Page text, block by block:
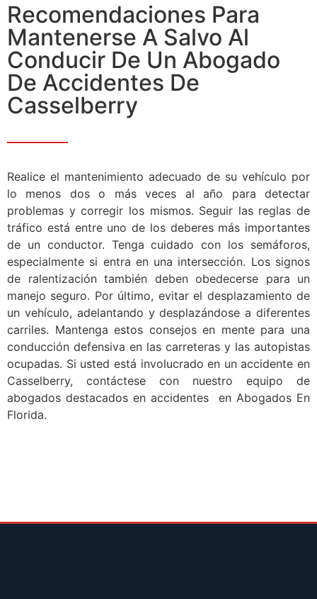
Recomendaciones Para
Mantenerse A Salvo Al
Conducir De Un Abogado
De Accidentes De
Casselberry
Realice el mantenimiento adecuado de su vehículo por
lo menos dos o más veces al año para detectar
problemas y corregir los mismos. Seguir las reglas de
tráfico está entre uno de los deberes más importantes
de un conductor. Tenga cuidado con los semáforos,
especialmente si entra en una intersección. Los signos
de ralentización también deben obedecerse para un
manejo seguro. Por último, evitar el desplazamiento de
un vehículo, adelantando y desplazándose a diferentes
carriles. Mantenga estos consejos en mente para una
conducción defensiva en las carreteras y las autopistas
ocupadas. Si usted está involucrado en un accidente en
Casselberry, contáctese con nuestro equipo de
abogados destacados en accidentes en Abogados En
Florida.